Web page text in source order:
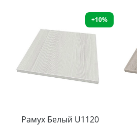
+10%
Рамух Белый U1120